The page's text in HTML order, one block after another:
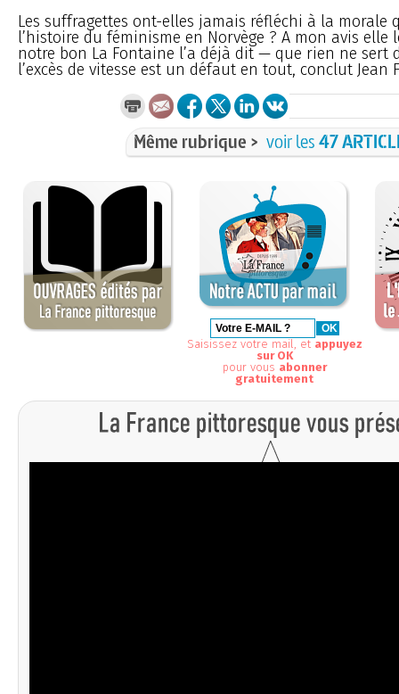
Les suffragettes ont-elles jamais réfléchi à la morale
l’histoire du féminisme en Norvège ? A mon avis elle
notre bon La Fontaine l’a déjà dit — que rien ne sert
l’excès de vitesse est un défaut en tout, conclut Jean
Même rubrique > voir les47
Saisissez votre mail, et appuyez
sur OK
pour vous abonner
gratuitement